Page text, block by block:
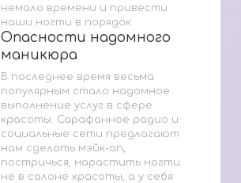
немало времени и привести
наши ногти в порядок
Опасности надомного
маникюра
Опасности надомного
маникюра
В последнее время весьма
популярным стало надомное
выполнение услуг в сфере
красоты. Сарафанное радио и
социальные сети предлагают
нам сделать мэйк-ап,
постричься, нарастить ногти
не в салоне красоты, а у себя